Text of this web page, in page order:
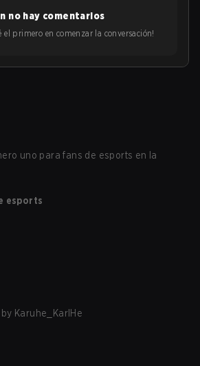
no hay comentarios
el primero en comenzar la conversación!
uno para fans de esports en la
esports
Karuhe_KarlHe